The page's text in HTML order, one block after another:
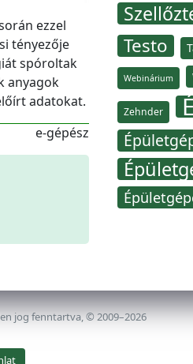
ezzel
tényezője
spóroltak
anyagok
adatokat.
e-gépész
Testo
Webinárium
Zehnder
jog fenntartva, © 2009–2026